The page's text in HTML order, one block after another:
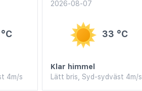
4m/s
2026-08-07
33 °C
Klar himmel
Lätt bris, Syd-sydväst 4m/s